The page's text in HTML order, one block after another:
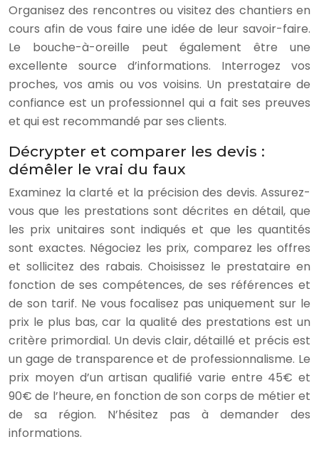
Organisez des rencontres ou visitez des chantiers en
cours afin de vous faire une idée de leur savoir-faire.
Le bouche-à-oreille peut également être une
excellente source d’informations. Interrogez vos
proches, vos amis ou vos voisins. Un prestataire de
confiance est un professionnel qui a fait ses preuves
et qui est recommandé par ses clients.
Décrypter et comparer les devis :
démêler le vrai du faux
Examinez la clarté et la précision des devis. Assurez-
vous que les prestations sont décrites en détail, que
les prix unitaires sont indiqués et que les quantités
sont exactes. Négociez les prix, comparez les offres
et sollicitez des rabais. Choisissez le prestataire en
fonction de ses compétences, de ses références et
de son tarif. Ne vous focalisez pas uniquement sur le
prix le plus bas, car la qualité des prestations est un
critère primordial. Un devis clair, détaillé et précis est
un gage de transparence et de professionnalisme. Le
prix moyen d’un artisan qualifié varie entre 45€ et
90€ de l’heure, en fonction de son corps de métier et
de sa région. N’hésitez pas à demander des
informations.